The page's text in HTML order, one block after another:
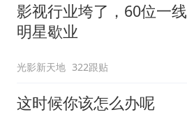
影视行业垮了，60位一线
明星歇业
光影新天地 322跟贴
这时候你该怎么办呢